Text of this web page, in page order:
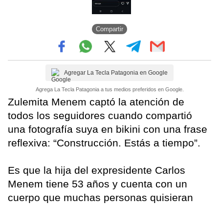
Compartir
Agregar La Tecla Patagonia en Google
Agrega La Tecla Patagonia a tus medios preferidos en Google.
Zulemita Menem captó la atención de
todos los seguidores cuando compartió
una fotografía suya en bikini con una frase
reflexiva: “Construcción. Estás a tiempo”.
Es que la hija del expresidente Carlos
Menem tiene 53 años y cuenta con un
cuerpo que muchas personas quisieran